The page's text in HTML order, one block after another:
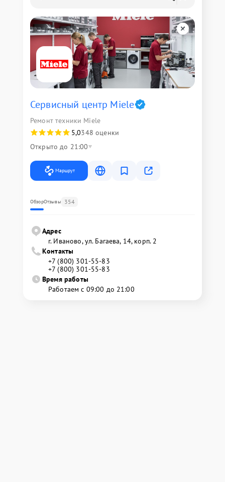
Сервисный центр Miele
Ремонт техники Miele
5,0348 оценки
Открыто до 21:00
Маршрут
ОбзорОтзывы 354
Адрес
г. Иваново, ул. Багаева, 14, корп. 2
Контакты
+7 (800) 301-55-83
+7 (800) 301-55-83
Время работы
Работаем с 09:00 до 21:00